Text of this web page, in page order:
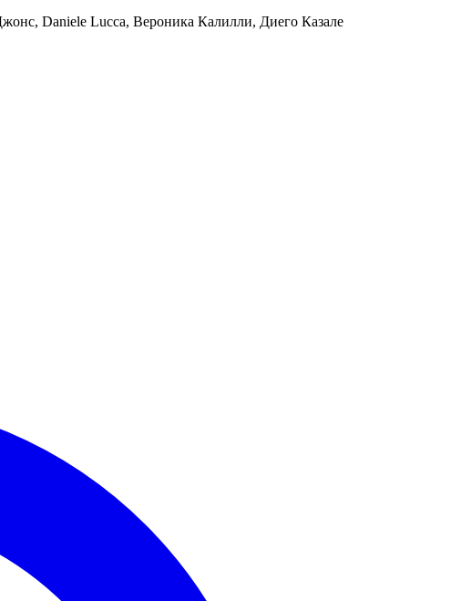
Daniele Lucca, Вероника Калилли, Диего Казале